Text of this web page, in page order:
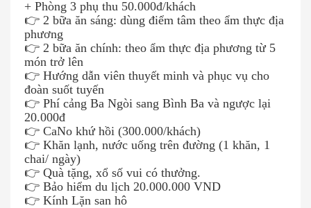
+ Phòng 3 phụ thu 50.000đ/khách
👉 2 bữa ăn sáng: dùng điểm tâm theo ẩm thực địa
phương
👉 2 bữa ăn chính: theo ẩm thực địa phương từ 5
món trở lên
👉 Hướng dẫn viên thuyết minh và phục vụ cho
đoàn suốt tuyến
👉 Phí cảng Ba Ngòi sang Bình Ba và ngược lại
20.000đ
👉 CaNo khứ hồi (300.000/khách)
👉 Khăn lạnh, nước uống trên đường (1 khăn, 1
chai/ ngày)
👉 Quà tặng, xổ số vui có thưởng.
👉 Bảo hiểm du lịch 20.000.000 VND
👉 Kính Lặn san hô